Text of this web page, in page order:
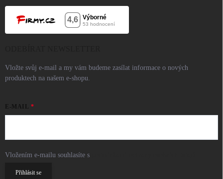
Vložte svůj e-mail a my vám budeme zasílat informace o nových
produktech na našem e-shopu.
E-MAIL
Vložením e-mailu souhlasíte s
Přihlásit se